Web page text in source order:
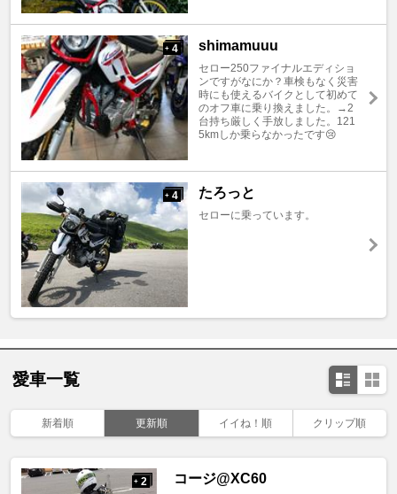
+ 4 shimamuuu
セロー250ファイナルエディショ
ンですがなにか？車検もなく災害
時にも使えるバイクとして初めて
のオフ車に乗り換えました。→2
台持ち厳しく手放しました。121
5kmしか乗らなかったです😢
+ 4 たろっと
セローに乗っています。
愛車一覧
新着順 更新順 イイね！順 クリップ順
+ 2 コージ@XC60